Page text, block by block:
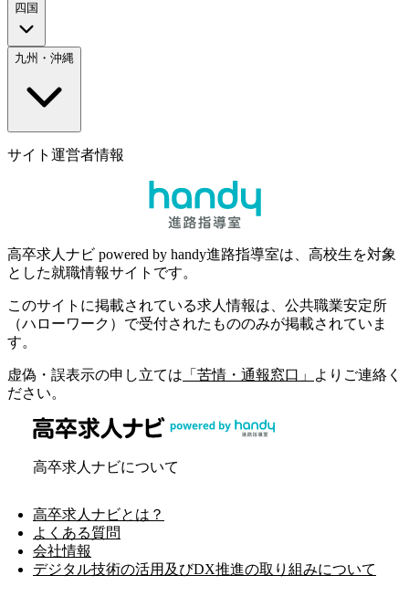
四国
九州・沖縄
サイト運営者情報
高卒求人ナビ powered by handy進路指導室は、高校生を対象
とした就職情報サイトです。
このサイトに掲載されている求人情報は、公共職業安定所
（ハローワーク）で受付されたもののみが掲載されていま
す。
虚偽・誤表示の申し立ては 「苦情・通報窓口」
よりご連絡く
ださい。
高卒求人ナビについて
高卒求人ナビとは？
よくある質問
会社情報
デジタル技術の活用及びDX推進の取り組みについて